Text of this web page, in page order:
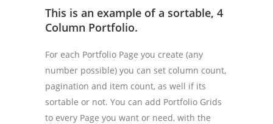
This is an example of a sortable, 4
Column Portfolio.
For each Portfolio Page you create (any
number possible) you can set column count,
pagination and item count, as well if its
sortable or not. You can add Portfolio Grids
to every Page you want or need, with the